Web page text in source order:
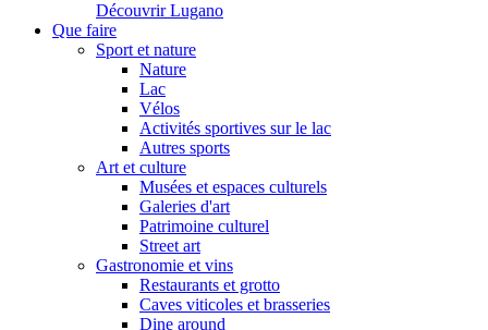
Découvrir Lugano
Que faire
Sport et nature
Nature
Lac
Vélos
Activités sportives sur le lac
Autres sports
Art et culture
Musées et espaces culturels
Galeries d'art
Patrimoine culturel
Street art
Gastronomie et vins
Restaurants et grotto
Caves viticoles et brasseries
Dine around